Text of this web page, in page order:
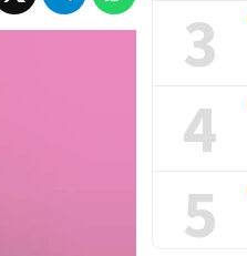
3
4
5